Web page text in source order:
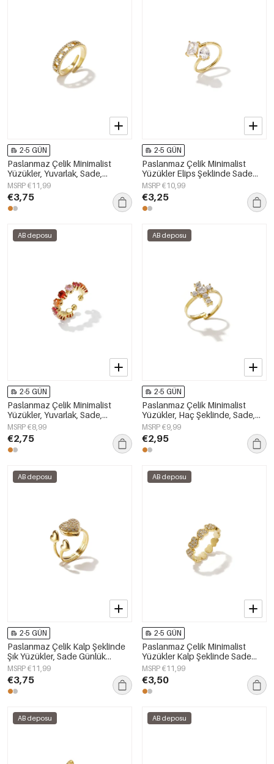
2-5 GÜN
Paslanmaz Çelik Minimalist
Yüzükler, Yuvarlak, Sade,
Günlük, Basit Seri, Kadın Takıları
MSRP €11,99
€3,75
2-5 GÜN
Paslanmaz Çelik Minimalist
Yüzükler Elips Şeklinde Sade
Günlük Kullanım İçin Sade Seri
Kadın Takıları
MSRP €10,99
€3,25
AB deposu
2-5 GÜN
Paslanmaz Çelik Minimalist
Yüzükler, Yuvarlak, Sade,
Günlük, Basit Seri, Kadın Takıları
MSRP €8,99
€2,75
AB deposu
2-5 GÜN
Paslanmaz Çelik Minimalist
Yüzükler, Haç Şeklinde, Sade,
Günlük Kullanım İçin, Basit Seri,
Kadın Takıları
MSRP €9,99
€2,95
AB deposu
2-5 GÜN
Paslanmaz Çelik Kalp Şeklinde
Şık Yüzükler, Sade Günlük
Kullanım İçin Basit Seri, Kadın
Takıları
MSRP €11,99
€3,75
AB deposu
2-5 GÜN
Paslanmaz Çelik Minimalist
Yüzükler Kalp Şeklinde Sade
Günlük Şıklık Serisi Kadın Takıları
MSRP €11,99
€3,50
AB deposu AB deposu